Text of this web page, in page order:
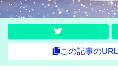
この記事の